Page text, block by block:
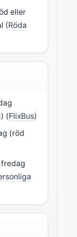
eller
(Röda
(FlixBus)
(röd